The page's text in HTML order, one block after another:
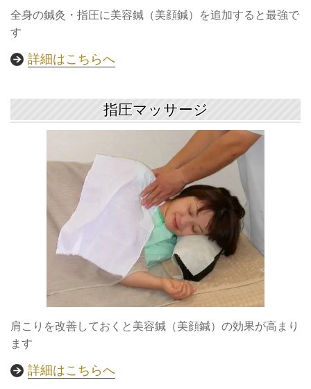
全身の鍼灸・指圧に美容鍼（美顔鍼）を追加すると最強で
す
詳細はこちらへ
指圧マッサージ
肩こりを改善しておくと美容鍼（美顔鍼）の効果が高まり
ます
詳細はこちらへ